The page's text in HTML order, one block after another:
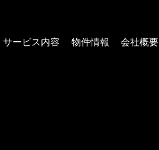
サービス内容 物件情報 会社概要